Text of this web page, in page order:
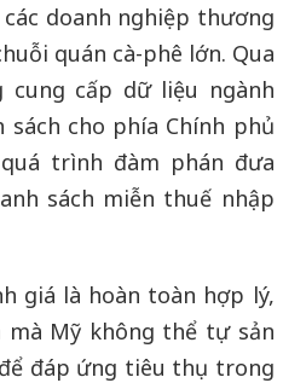
các doanh nghiệp thương
quán cà-phê lớn. Qua
cấp dữ liệu ngành
sách cho phía Chính phủ
trình đàm phán đưa
sách miễn thuế nhập
giá là hoàn toàn hợp lý,
mà Mỹ không thể tự sản
đáp ứng tiêu thụ trong